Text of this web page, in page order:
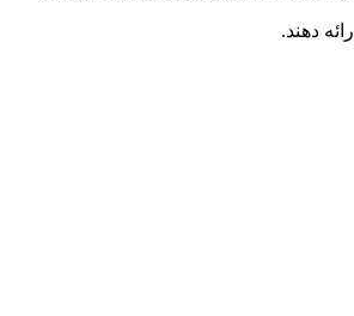
دهند.